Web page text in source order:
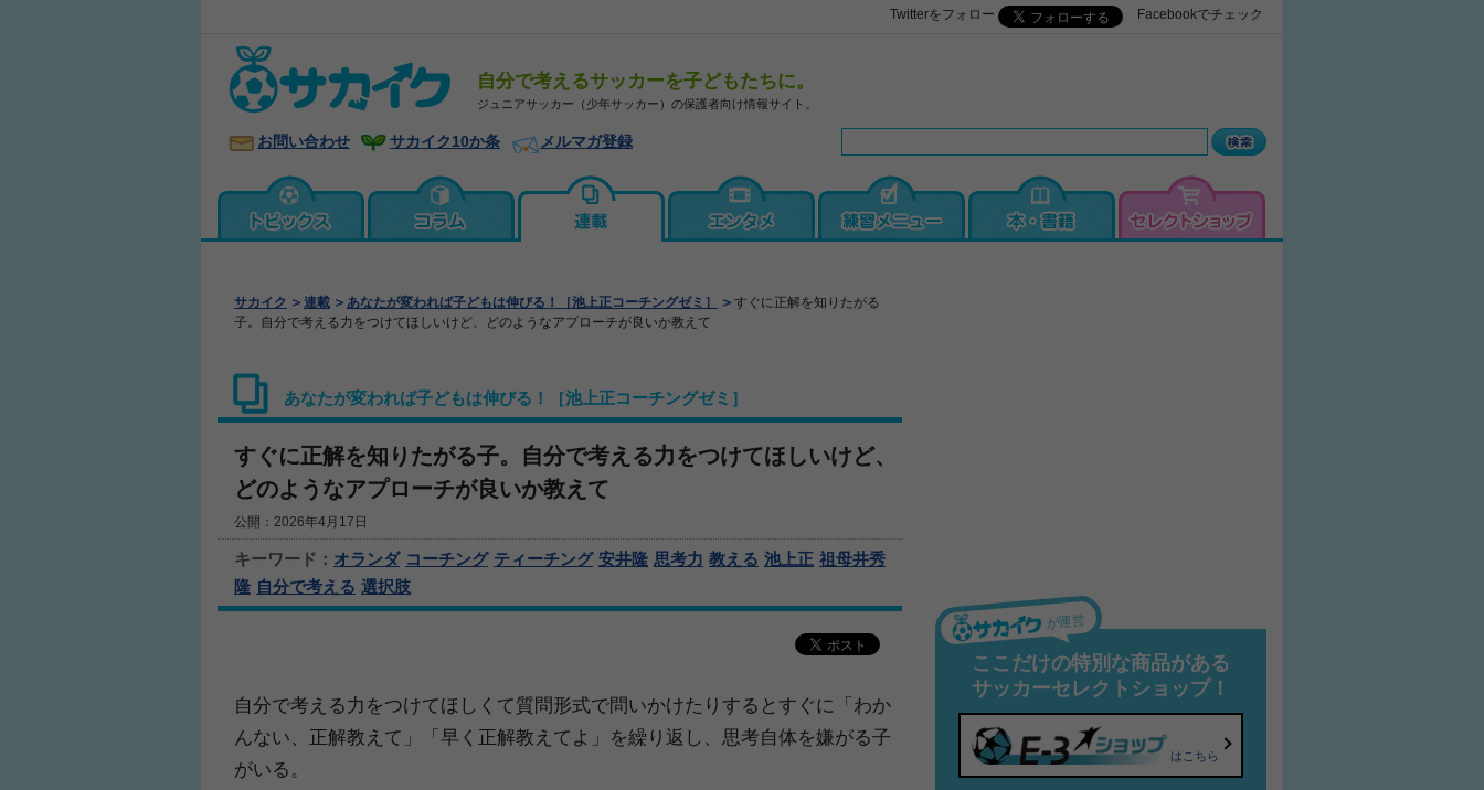
Twitterをフォロー Facebookでチェック
自分で考えるサッカーを子どもたちに。
ジュニアサッカー（少年サッカー）の保護者向け情報サイト。
お問い合わせ サカイク10か条 メルマガ登録
サカイク 連載 あなたが変われば子どもは伸びる！［池上正コーチングゼミ］
すぐに正解を知りたがる
子。自分で考える力をつけてほしいけど、どのようなアプローチが良いか教えて
あなたが変われば子どもは伸びる！［池上正コーチングゼミ］
すぐに正解を知りたがる子。自分で考える力をつけてほしいけど、
どのようなアプローチが良いか教えて
公開：2026年4月17日
キーワード： オランダ コーチング ティーチング 安井隆 思考力 教える 池上正 祖母井秀
隆 自分で考える 選択肢
自分で考える力をつけてほしくて質問形式で問いかけたりするとすぐに「わか
んない、正解教えて」「早く正解教えてよ」を繰り返し、思考自体を嫌がる子
がいる。
が運営
ここだけの特別な商品がある
サッカーセレクトショップ！
はこちら